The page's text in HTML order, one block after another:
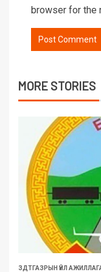
browser for the
MORE STORIES
ЗДТГАЗРЫН ҮЙЛ